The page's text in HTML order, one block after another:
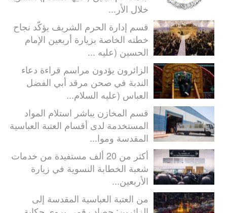
خلال الأر...
قسم إدارة الحرم الشريف يؤكّد نجاح
خطته الخاصة بزيارة أربعين الإمام
الحسين (عليه ...
الزائرون يؤدون مراسم قراءة دعاء
الندبة في صحن مرقد أبي الفضل
العباس (عليه السلام...
قسم المخازن يباشر استلام المواد
المستخدمة لدى أقسام العتبة العباسية
المقدسة وموا...
أكثر من 20 ألف مستفيدة من خدمات
شعبة الخطابة النسوية في زيارة
الأربعين...
من العتبة العباسية المقدسة إلى